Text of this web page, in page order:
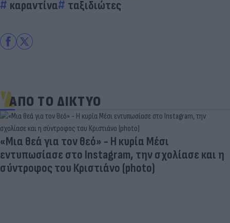
καραντίνα
ταξιδιώτες
ΑΠΟ ΤΟ ΔΙΚΤΥΟ
«Μια θεά για τον θεό» - Η κυρία Μέσι
εντυπωσίασε στο Instagram, την σχολίασε και η
σύντροφος του Κριστιάνο (photo)